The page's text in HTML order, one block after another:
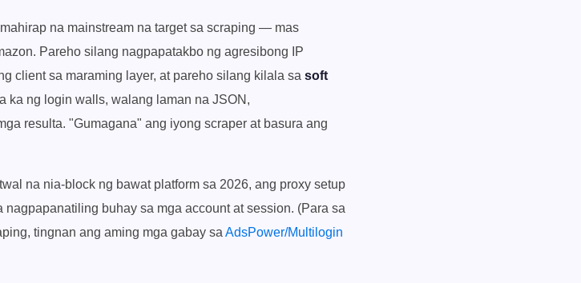
na mainstream na target sa scraping — mas
Pareho silang nagpapatakbo ng agresibong IP
client sa maraming layer, at pareho silang kilala sa soft
ka ng login walls, walang laman na JSON,
resulta. "Gumagana" ang iyong scraper at basura ang
na nia-block ng bawat platform sa 2026, ang proxy setup
buhay sa mga account at session. (Para sa
tingnan ang aming mga gabay sa AdsPower/Multilogin